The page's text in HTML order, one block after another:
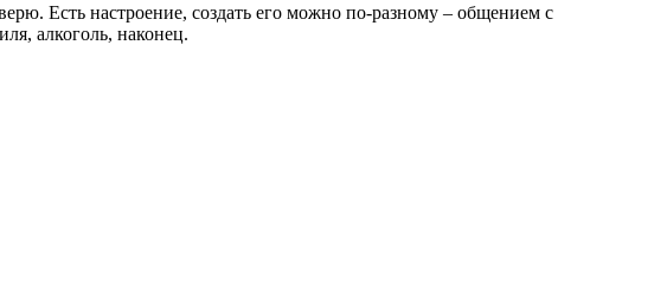
Есть настроение, создать его можно по-разному – общением с
алкоголь, наконец.